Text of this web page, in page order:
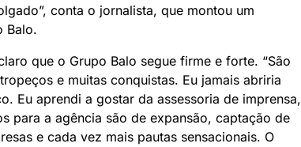
conta o jornalista, que montou um
Balo.
que o Grupo Balo segue firme e forte. “São
e muitas conquistas. Eu jamais abriria
Eu aprendi a gostar da assessoria de imprensa,
para a agência são de expansão, captação de
e cada vez mais pautas sensacionais. O